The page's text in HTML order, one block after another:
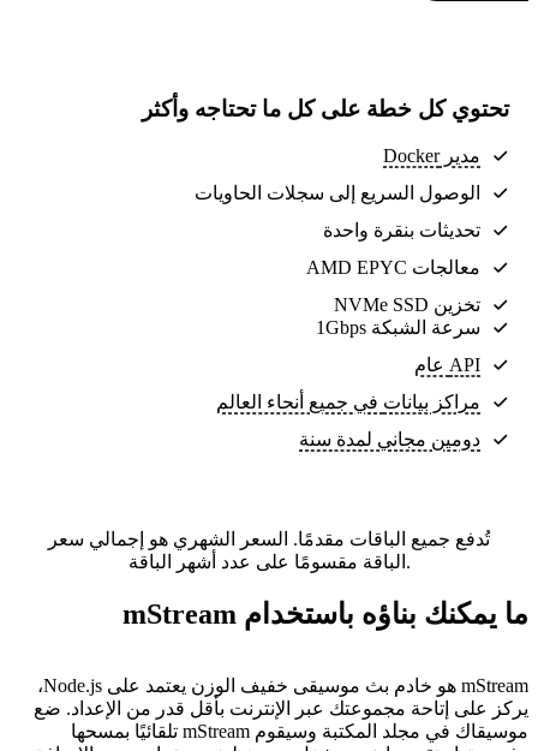
تحتوي كل خطة على كل ما تحتاجه وأكثر
مدير Docker
الوصول السريع إلى سجلات الحاويات
تحديثات بنقرة واحدة
معالجات AMD EPYC
تخزين NVMe SSD
سرعة الشبكة 1Gbps
API عام
مراكز بيانات في جميع أنحاء العالم
دومين مجاني لمدة سنة
تُدفع جميع الباقات مقدمًا. السعر الشهري هو إجمالي سعر
الباقة مقسومًا على عدد أشهر الباقة.
ما يمكنك بناؤه باستخدام mStream
mStream هو خادم بث موسيقى خفيف الوزن يعتمد على Node.js،
يركز على إتاحة مجموعتك عبر الإنترنت بأقل قدر من الإعداد. ضع
موسيقاك في مجلد المكتبة وسيقوم mStream تلقائيًا بمسحها